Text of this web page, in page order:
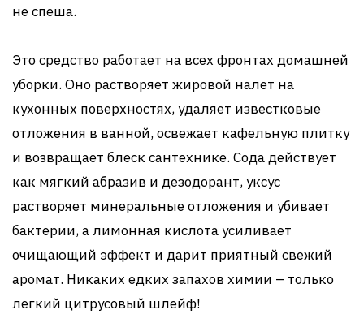
не спеша.
Это средство работает на всех фронтах домашней
уборки. Оно растворяет жировой налет на
кухонных поверхностях, удаляет известковые
отложения в ванной, освежает кафельную плитку
и возвращает блеск сантехнике. Сода действует
как мягкий абразив и дезодорант, уксус
растворяет минеральные отложения и убивает
бактерии, а лимонная кислота усиливает
очищающий эффект и дарит приятный свежий
аромат. Никаких едких запахов химии – только
легкий цитрусовый шлейф!